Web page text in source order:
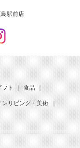
島駅前店
フト 食品
ンリビング・美術